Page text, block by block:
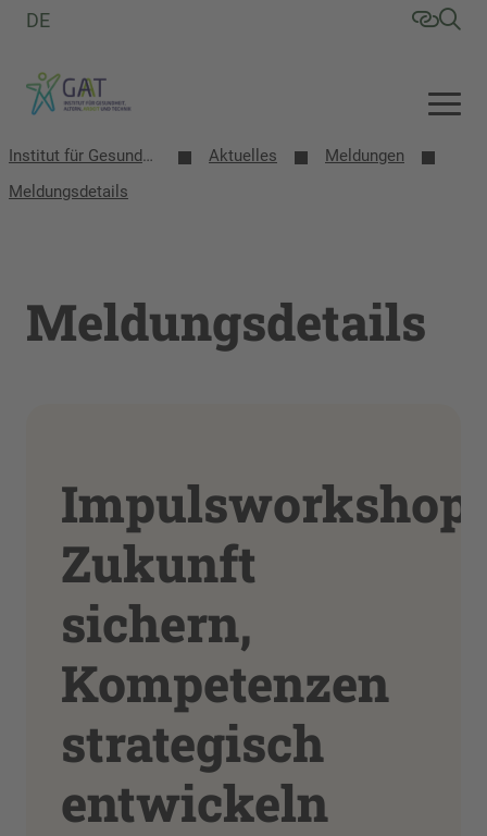
DE
Institut für Gesundheit, Altern, Arbeit und Technik (GAT) Aktuelles
Meldungen
Meldungsdetails
Meldungsdetails
Impulsworkshop:
Zukunft
sichern,
Kompetenzen
strategisch
entwickeln